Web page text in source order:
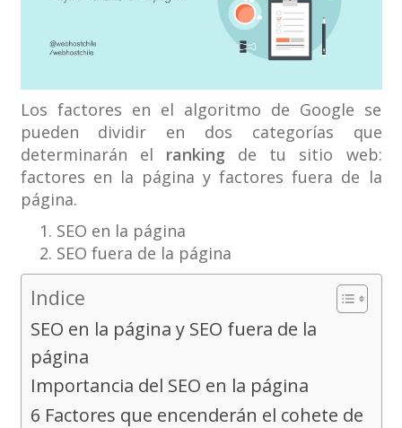
Los factores en el algoritmo de Google se
pueden dividir en dos categorías que
determinarán el ranking de tu sitio web:
factores en la página y factores fuera de la
página.
SEO en la página
SEO fuera de la página
Indice
SEO en la página y SEO fuera de la
página
Importancia del SEO en la página
6 Factores que encenderán el cohete de